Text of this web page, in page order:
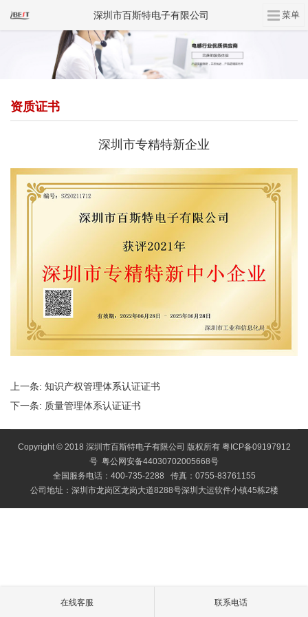
资质证书
深圳市专精特新企业
上一条: 知识产权管理体系认证证书
下一条: 质量管理体系认证证书
Copyright © 2018 深圳市百斯特电子有限公司 版权所有 粤ICP备09197912
号 粤公网安备44030702005668号
全国服务电话：400-735-2288 传真：0755-83761155
公司地址：深圳市龙岗区龙岗大道8288号深圳大运软件小镇45栋2楼
深圳市百斯特电子有限公司
在线客服 联系电话